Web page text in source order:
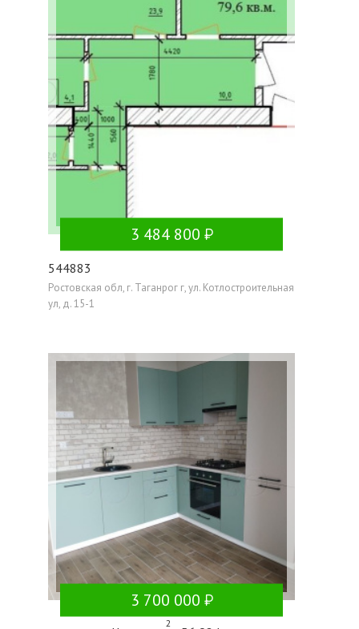
3 484 800
544883
Ростовская обл, г. Таганрог г, ул. Котлостроительная
ул, д. 15-1
3 700 000
2